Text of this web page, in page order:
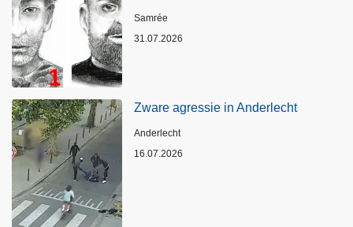
Plaats
Samrée
31.07.2026
Zware agressie in Anderlecht
Plaats
Anderlecht
16.07.2026